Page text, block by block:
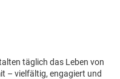
täglich das Leben von
– vielfältig, engagiert und